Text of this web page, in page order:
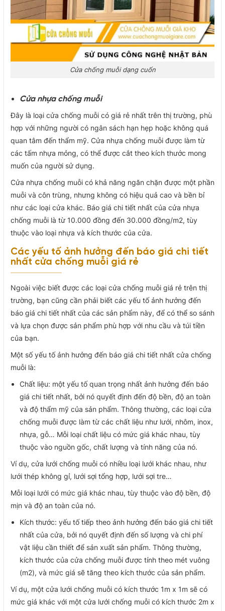
Cửa chống muỗi dạng cuốn
Cửa nhựa chống muỗi
Đây là loại cửa chống muỗi có giá rẻ nhất trên thị trường, phù
hợp với những người có ngân sách hạn hẹp hoặc không quá
quan tâm đến thẩm mỹ. Cửa nhựa chống muỗi được làm từ
các tấm nhựa mỏng, có thể được cắt theo kích thước mong
muốn của người sử dụng.
Cửa nhựa chống muỗi có khả năng ngăn chặn được một phần
muỗi và côn trùng, nhưng không có hiệu quả cao và bền bỉ
như các loại cửa khác. Báo giá chi tiết nhất của cửa nhựa
chống muỗi là từ 10.000 đồng đến 30.000 đồng/m2, tùy
thuộc vào loại nhựa và kích thước của cửa.
Các yếu tố ảnh hưởng đến báo giá chi tiết
nhất cửa chống muỗi giá rẻ
Ngoài việc biết được các loại cửa chống muỗi giá rẻ trên thị
trường, bạn cũng cần phải biết các yếu tố ảnh hưởng đến
báo giá chi tiết nhất của các sản phẩm này, để có thể so sánh
và lựa chọn được sản phẩm phù hợp với nhu cầu và túi tiền
của bạn.
Một số yếu tố ảnh hưởng đến báo giá chi tiết nhất cửa chống
muỗi là:
Chất liệu: một yếu tố quan trọng nhất ảnh hưởng đến báo
giá chi tiết nhất, bởi nó quyết định đến độ bền, độ an toàn
và độ thẩm mỹ của sản phẩm. Thông thường, các loại cửa
chống muỗi được làm từ các chất liệu như lưới, nhôm, inox,
nhựa, gỗ… Mỗi loại chất liệu có mức giá khác nhau, tùy
thuộc vào nguồn gốc, chất lượng và tính năng của nó.
Ví dụ, cửa lưới chống muỗi có nhiều loại lưới khác nhau, như
lưới thép không gỉ, lưới sợi tổng hợp, lưới sợi tre…
Mỗi loại lưới có mức giá khác nhau, tùy thuộc vào độ bền, độ
mịn và độ an toàn của nó.
Kích thước: yếu tố tiếp theo ảnh hưởng đến báo giá chi tiết
nhất của cửa, bởi nó quyết định đến số lượng và chi phí
vật liệu cần thiết để sản xuất sản phẩm. Thông thường,
kích thước của cửa chống muỗi được tính theo mét vuông
(m2), và mức giá sẽ tăng theo kích thước của sản phẩm.
Ví dụ, một cửa lưới chống muỗi có kích thước 1m x 1m sẽ có
mức giá khác với một cửa lưới chống muỗi có kích thước 2m x